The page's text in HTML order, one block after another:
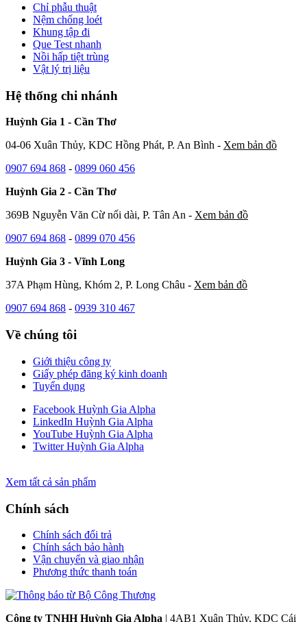
Chỉ phẫu thuật
Nệm chống loét
Khung tập đi
Que Test nhanh
Nồi hấp tiệt trùng
Vật lý trị liệu
Hệ thống chi nhánh
Huỳnh Gia 1 - Cần Thơ
04-06 Xuân Thủy, KDC Hồng Phát, P. An Bình - Xem bản đồ
0907 694 868 - 0899 060 456
Huỳnh Gia 2 - Cần Thơ
369B Nguyễn Văn Cừ nối dài, P. Tân An - Xem bản đồ
0907 694 868 - 0899 070 456
Huỳnh Gia 3 - Vĩnh Long
37A Phạm Hùng, Khóm 2, P. Long Châu - Xem bản đồ
0907 694 868 - 0939 310 467
Về chúng tôi
Giới thiệu công ty
Giấy phép đăng ký kinh doanh
Tuyển dụng
Facebook Huỳnh Gia Alpha
LinkedIn Huỳnh Gia Alpha
YouTube Huỳnh Gia Alpha
Twitter Huỳnh Gia Alpha
Xem tất cả sản phẩm
Chính sách
Chính sách đổi trả
Chính sách bảo hành
Vận chuyển và giao nhận
Phương thức thanh toán
Công ty TNHH Huỳnh Gia Alpha | 4AB1 Xuân Thủy, KDC Cái